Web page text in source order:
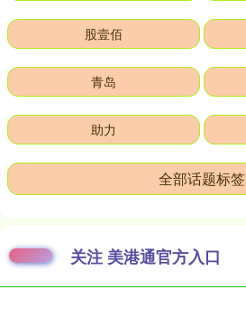
股壹佰
青岛
助力
全部话题标签
关注 美港通官方入口